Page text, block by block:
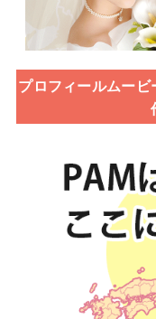
プロフィールムー